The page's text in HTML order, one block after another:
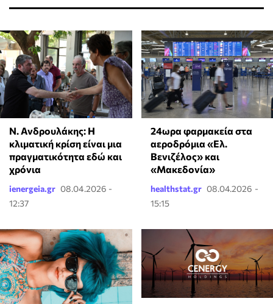
Ν. Ανδρουλάκης: Η
κλιματική κρίση είναι μια
πραγματικότητα εδώ και
χρόνια
ienergeia.gr 08.04.2026 -
12:37
24ωρα φαρμακεία στα
αεροδρόμια «Ελ.
Βενιζέλος» και
«Μακεδονία»
healthstat.gr 08.04.2026 -
15:15